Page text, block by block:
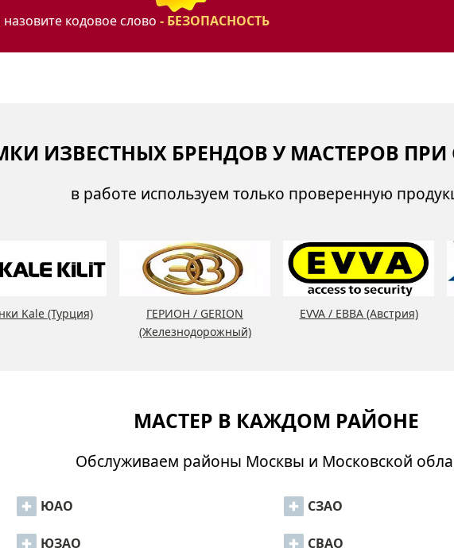
кодовое слово - БЕЗОПАСНОСТЬ
ИЗВЕСТНЫХ БРЕНДОВ У МАСТЕРОВ
в работе используем только проверенную
Kale (Турция)
ГЕРИОН / GERION
(Железнодорожный)
EVVA / ЕВВА (Австрия)
МАСТЕР В КАЖДОМ РАЙОНЕ
Обслуживаем районы Москвы и Московской
ЮАО
ЮЗАО
СЗАО
СВАО